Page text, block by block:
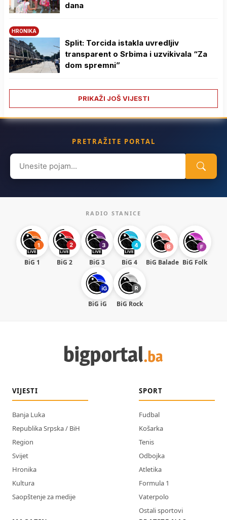
dana
HRONIKA
Split: Torcida istakla uvredljiv
transparent o Srbima i uzvikivala “Za
dom spremni”
PRIKAŽI JOŠ VIJESTI
PRETRAŽITE PORTAL
Search
for:
RADIO STANICE
BiG 1 BiG 2 BiG 3 BiG 4 BiG Balade BiG Folk
BiG iG BiG Rock
VIJESTI
Banja Luka
Republika Srpska / BiH
Region
Svijet
Hronika
Kultura
Saopštenje za medije
SPORT
Fudbal
Košarka
Tenis
Odbojka
Atletika
Formula 1
Vaterpolo
Ostali sportovi